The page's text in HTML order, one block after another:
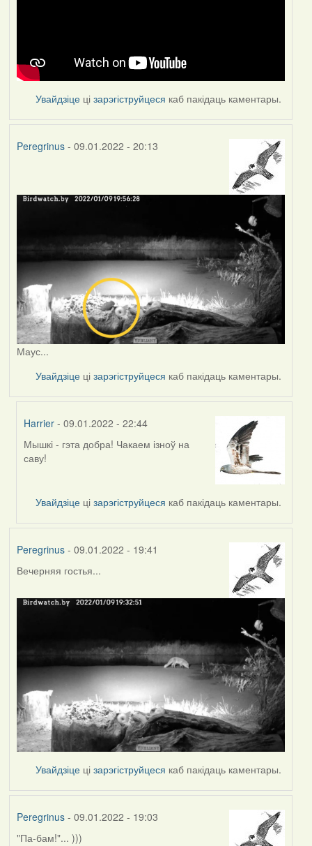
Увайдзіце цізарэгіструйцеся каб пакідаць каментары.
Peregrinus- 09.01.2022 - 20:13
Маус...
Увайдзіце цізарэгіструйцеся каб пакідаць каментары.
Harrier - 09.01.2022 - 22:44
In
reply
Peregrinus
Мышкі - гэта добра! Чакаем ізноў на
саву!
Увайдзіце цізарэгіструйцеся каб пакідаць каментары.
Peregrinus- 09.01.2022 - 19:41
Вечерняя гостья...
Увайдзіце цізарэгіструйцеся каб пакідаць каментары.
Peregrinus- 09.01.2022 - 19:03
"Па-бам!"... )))